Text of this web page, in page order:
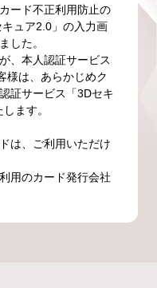
ード不正利用防止の
ュア2.0」の入力画
した。
、本人認証サービス
様は、あらかじめク
証サービス「3Dセキ
ます。
は、ご利用いただけ
用のカード発行会社